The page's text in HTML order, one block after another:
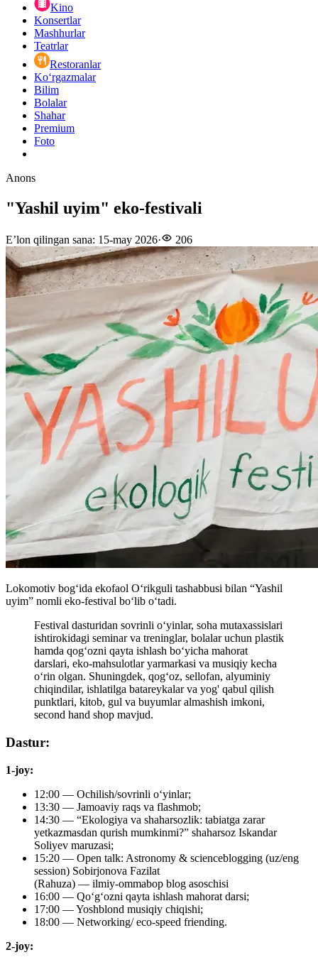
Kino
Konsertlar
Mashhurlar
Teatrlar
Restoranlar
Ko‘rgazmalar
Bilim
Bolalar
Shahar
Premium
Foto
Anons
"Yashil uyim" eko-festivali
E’lon qilingan sana: 15-may 2026· 206
Lokomotiv bog‘ida ekofaol O‘rikguli tashabbusi bilan “Yashil
uyim” nomli eko-festival bo‘lib o‘tadi.
Festival dasturidan sovrinli o‘yinlar, soha mutaxassislari
ishtirokidagi seminar va treninglar, bolalar uchun plastik
hamda qog‘ozni qayta ishlash bo‘yicha mahorat
darslari, eko-mahsulotlar yarmarkasi va musiqiy kecha
o‘rin olgan. Shuningdek, qogʻoz, sellofan, alyuminiy
chiqindilar, ishlatilga batareykalar va yog' qabul qilish
punktlari, kitob, gul va buyumlar almashish imkoni,
second hand shop mavjud.
Dastur:
1-joy:
12:00 — Ochilish/sovrinli oʻyinlar;
13:30 — Jamoaviy raqs va flashmob;
14:30 — “Ekologiya va shaharsozlik: tabiatga zarar
yetkazmasdan qurish mumkinmi?” shaharsoz Iskandar
Soliyev maruzasi;
15:20 — Open talk: Astronomy & scienceblogging (uz/eng
session) Sobirjonova Fazilat
(Rahuza) — ilmiy-ommabop blog asoschisi
16:00 — Qoʻgʻozni qayta ishlash mahorat darsi;
17:00 — Yoshblond musiqiy chiqishi;
18:00 — Networking/ eco-speed friending.
2-joy: